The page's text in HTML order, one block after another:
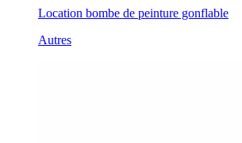
Location bombe de peinture gonflable
Autres